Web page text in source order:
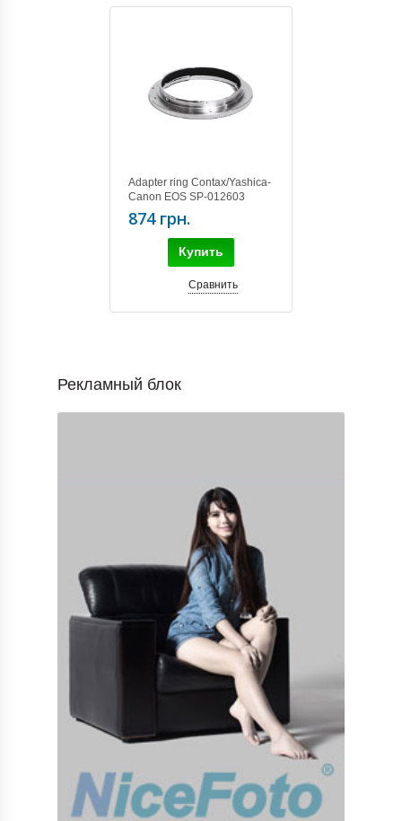
Adapter ring Contax/Yashica-
Canon EOS SP-012603
874 грн.
Купить
Сравнить
Рекламный блок